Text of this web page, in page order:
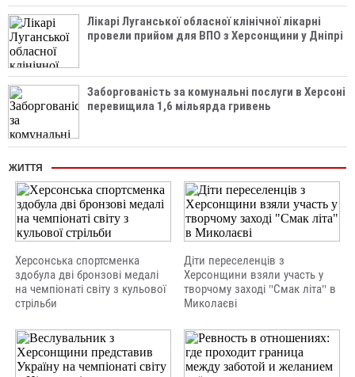
Лікарі Луганської обласної клінічної лікарні
провели прийом для ВПО з Херсонщини у Дніпрі
Заборгованість за комунальні послуги в Херсоні
перевищила 1,6 мільярда гривень
ЖИТТЯ
Херсонська спортсменка
здобула дві бронзові медалі
на чемпіонаті світу з кульової
стрільби
Діти переселенців з
Херсонщини взяли участь у
творчому заході "Смак літа" в
Миколаєві